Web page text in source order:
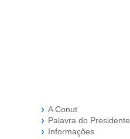
A Conut
Palavra do Presidente
Informações